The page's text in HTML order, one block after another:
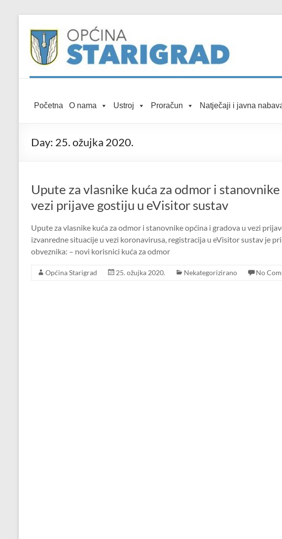
content
Općina
mrežna
Početna O nama Ustroj Proračun Natječaji i javna
Day: 25. ožujka 2020.
Upute za vlasnike kuća za odmor i
vezi prijave gostiju u eVisitor sustav
Upute za vlasnike kuća za odmor i stanovnike općina i gradova u vezi
izvanredne situacije u vezi koronavirusa, registracija u eVisitor sustav je
obveznika: – novi korisnici kuća za odmor
Općina Starigrad 25. ožujka 2020. Nekategorizirano No